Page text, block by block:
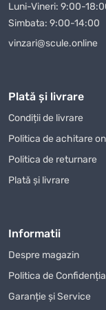
clienții noștri.
de a profita de alte
Urmăriți-ne pentru
de cap Hoegert
Mulți dintre clienții
Lanțernă de cap
îmbunătățim
Nu ratați ocazia de
HT1E426 la cel
Luni-Vineri: 9:00-
Simbata: 9:00-14:00
vinzari@scule.online
Plată și livrare
Condiții de livrare
Politica de achitare
Politica de returnare
Plată și livrare
Informatii
Despre magazin
Politica de
Garanție și Service